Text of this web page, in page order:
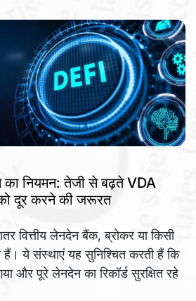
का नियमन: तेजी से बढ़ते VDA
दूर करने की जरूरत
वित्तीय लेनदेन बैंक, ब्रोकर या किसी
ये संस्थाएं यह सुनिश्चित करती हैं कि
और पूरे लेनदेन का रिकॉर्ड सुरक्षित रहे